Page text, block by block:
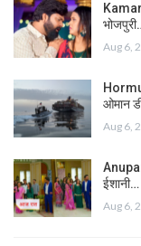
Aug 6,
ओमान
Aug 6,
ईशानी…
Aug 6,